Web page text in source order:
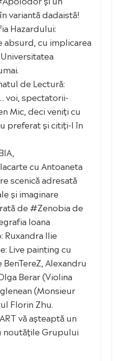
variantă dadaistă!
Hazardului:
absurd, cu implicarea
de Lectură:
voi, spectatorii-
Mic, deci veniți cu
preferat și citiți-l în
cu Antoaneta
scenică adresată
și imaginare
de #Zenobia de
Ioana
Ruxandra Ilie
Live painting cu
Alexandru
Berar (Violina
(Monsieur
Florin Zhu.
vă așteaptă un
noutățile Grupului